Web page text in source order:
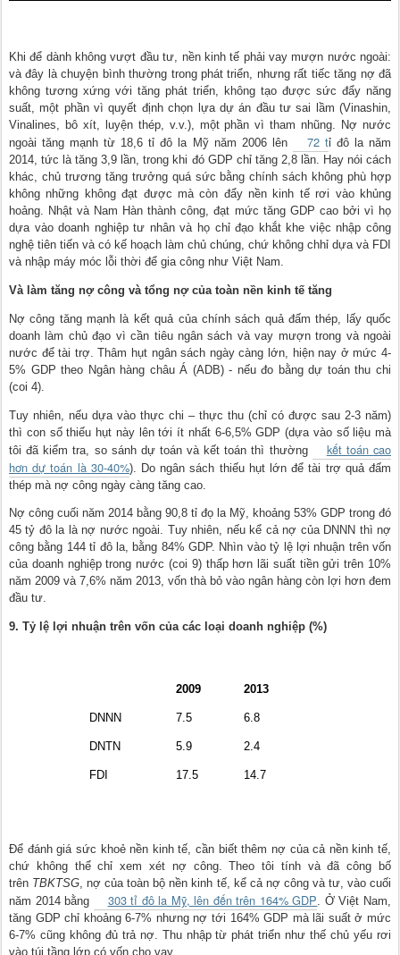
Khi để dành không vượt đầu tư, nền kinh tế phải vay mượn nước ngoài:
và đây là chuyện bình thường trong phát triển, nhưng rất tiếc tăng nợ đã
không tương xứng với tăng phát triển, không tạo được sức đẩy năng
suất, một phần vì quyết định chọn lựa dự án đầu tư sai lầm (Vinashin,
Vinalines, bô xít, luyện thép, v.v.), một phần vì tham nhũng. Nợ nước
ngoài tăng mạnh từ 18,6 tỉ đô la Mỹ năm 2006 lên
72 tỉ đô la năm
2014, tức là tăng 3,9 lần, trong khi đó GDP chỉ tăng 2,8 lần. Hay nói cách
khác, chủ trương tăng trưởng quá sức bằng chính sách không phù hợp
không những không đạt được mà còn đẩy nền kinh tế rơi vào khủng
hoảng. Nhật và Nam Hàn thành công, đạt mức tăng GDP cao bởi vì họ
dựa vào doanh nghiệp tư nhân và họ chỉ đạo khắt khe việc nhập công
nghệ tiên tiến và có kế hoạch làm chủ chúng, chứ không chhỉ dựa và FDI
và nhập máy móc lỗi thời để gia công như Việt Nam.
Và làm tăng nợ công và tổng nợ của toàn nền kinh tế tăng
Nợ công tăng mạnh là kết quả của chính sách quả đấm thép, lấy quốc
doanh làm chủ đạo vì cần tiêu ngân sách và vay mượn trong và ngoài
nước để tài trợ. Thâm hụt ngân sách ngày càng lớn, hiện nay ở mức 4-
5% GDP theo Ngân hàng châu Á (ADB) - nếu đo bằng dự toán thu chi
(coi 4).
Tuy nhiên, nếu dựa vào thực chi – thực thu (chỉ có được sau 2-3 năm)
thì con số thiếu hụt này lên tới ít nhất 6-6,5% GDP (dựa vào số liệu mà
tôi đã kiểm tra, so sánh dự toán và kết toán thì thường
kết toán cao
hơn dự toán là 30-40%). Do ngân sách thiếu hụt lớn để tài trợ quả đấm
thép mà nợ công ngày càng tăng cao.
Nợ công cuối năm 2014 bằng 90,8 tỉ đọ la Mỹ, khoảng 53% GDP trong đó
45 tỷ đô la là nợ nước ngoài. Tuy nhiên, nếu kể cả nợ của DNNN thì nợ
công bằng 144 tỉ đô la, bằng 84% GDP. Nhìn vào tỷ lệ lợi nhuận trên vốn
của doanh nghiệp trong nước (coi 9) thấp hơn lãi suất tiền gửi trên 10%
năm 2009 và 7,6% năm 2013, vốn thà bỏ vào ngân hàng còn lợi hơn đem
đầu tư.
9. Tỷ lệ lợi nhuận trên vốn của các loại doanh nghiệp (%)
2009 2013
DNNN 7.5 6.8
DNTN 5.9 2.4
FDI 17.5 14.7
Để đánh giá sức khoẻ nền kinh tế, cần biết thêm nợ của cả nền kinh tế,
chứ không thể chỉ xem xét nợ công. Theo tôi tính và đã công bố
trên TBKTSG , nợ của toàn bộ nền kinh tế, kể cả nợ công và tư, vào cuối
năm 2014 bằng
303 tỉ đô la Mỹ, lên đến trên 164% GDP . Ở Việt Nam,
tăng GDP chỉ khoảng 6-7% nhưng nợ tới 164% GDP mà lãi suất ở mức
6-7% cũng không đủ trả nợ. Thu nhập từ phát triển như thế chủ yếu rơi
vào túi tầng lớp có vốn cho vay.